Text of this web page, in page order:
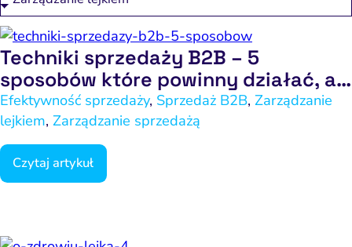
Techniki sprzedaży B2B – 5
sposobów które powinny działać, a
często nie działają
Efektywność sprzedaży, Sprzedaż B2B, Zarządzanie
lejkiem, Zarządzanie sprzedażą
Czytaj artykuł